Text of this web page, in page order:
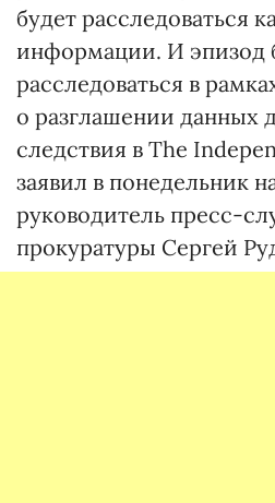
будет расследоваться
информации. И эпизод
расследоваться в
о разглашении данных
следствия в The
заявил в понедельник
руководитель пресс-
прокуратуры Сергей